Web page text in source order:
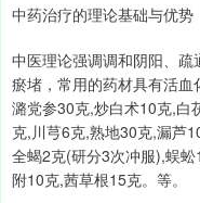
中药治疗的理论基础与优势
中医理论强调调和阴阳、
瘀堵，常用的药材具有活
潞党参30克,炒白术10克,白
克,川芎6克,熟地30克,漏芦
全蝎2克(研分3次冲服),蜈
附10克,茜草根15克。等。